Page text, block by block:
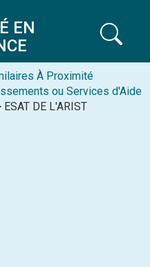
EN
À Proximité
ou Services d'Aide
ESAT DE L'ARIST